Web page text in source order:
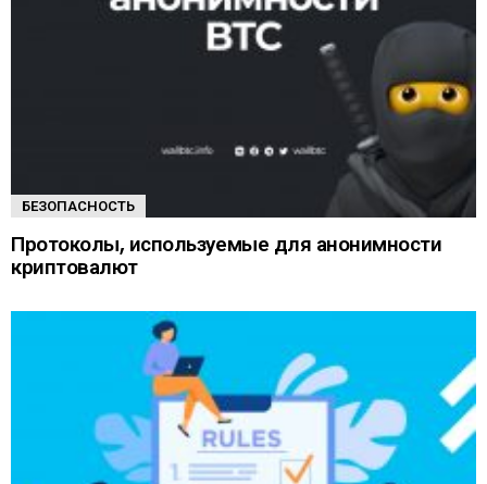
БЕЗОПАСНОСТЬ
Протоколы, используемые для анонимности
криптовалют